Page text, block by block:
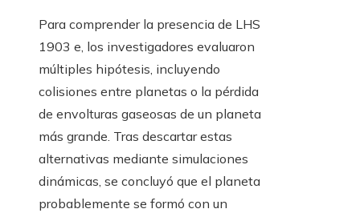
Para comprender la presencia de LHS
1903 e, los investigadores evaluaron
múltiples hipótesis, incluyendo
colisiones entre planetas o la pérdida
de envolturas gaseosas de un planeta
más grande. Tras descartar estas
alternativas mediante simulaciones
dinámicas, se concluyó que el planeta
probablemente se formó con un